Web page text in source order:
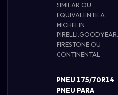
SIMILAR OU
EQUIVALENTE A
MICHELIN.
PIRELLI.GOODYEAR.
FIRESTONE OU
CONTINENTAL
PNEU 175/70R14
PNEU PARA